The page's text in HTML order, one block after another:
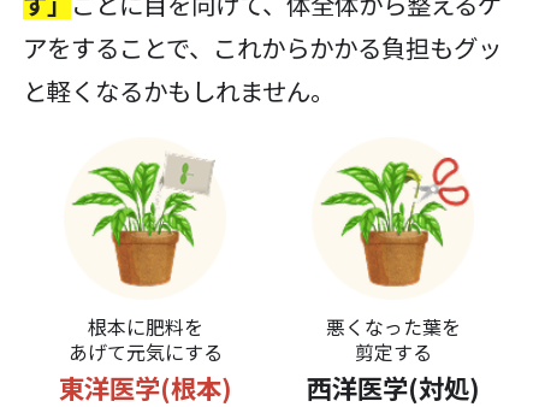
アをすることで、これからかかる負担もグッ
と軽くなるかもしれません。
根本に肥料を
あげて元気にする
東洋医学(根本)
悪くなった葉を
剪定する
西洋医学(対処)